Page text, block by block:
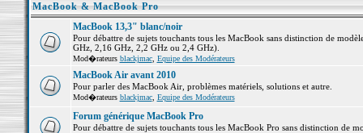
MacBook & MacBook Pro
MacBook 13,3" blanc/noir
Pour débattre de sujets touchants tous les MacBook sans distinction de
GHz, 2,16 GHz, 2,2 GHz ou 2,4 GHz).
Mod�rateurs blackjmac, Equipe des Modérateurs
MacBook Air avant 2010
Pour parler des MacBook Air, problèmes matériels, solutions et autre.
Mod�rateurs blackjmac, Equipe des Modérateurs
Forum générique MacBook Pro
Pour débattre de sujets touchants tous les MacBook Pro sans distinction de